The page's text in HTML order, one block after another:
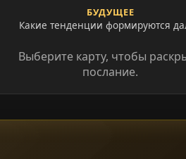
БУДУЩЕЕ
Какие тенденции формируются
Выберите карту, чтобы
послание.